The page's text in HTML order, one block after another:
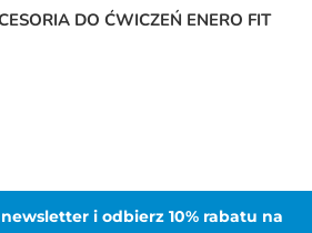
DO ĆWICZEŃ ENERO FIT
i odbierz 10% rabatu na